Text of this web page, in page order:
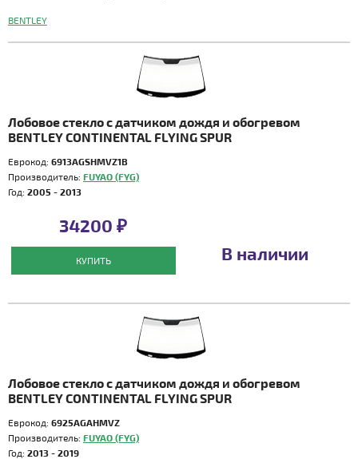
BENTLEY
Лобовое стекло с датчиком дождя и обогревом
BENTLEY CONTINENTAL FLYING SPUR
Еврокод: 6913AGSHMVZ1B
Производитель: FUYAO (FYG)
Год: 2005 - 2013
34200 ₽
КУПИТЬ В наличии
Лобовое стекло с датчиком дождя и обогревом
BENTLEY CONTINENTAL FLYING SPUR
Еврокод: 6925AGAHMVZ
Производитель: FUYAO (FYG)
Год: 2013 - 2019